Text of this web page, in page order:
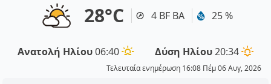
28°C 4 BF ΒΑ 25 %
Ανατολή Ηλίου06:40 Δύση Ηλίου20:34
Τελευταία ενημέρωση 16:08 Πέμ 06 Αυγ, 2026